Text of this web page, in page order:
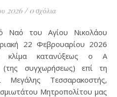
2026 / 0 σχόλια
22 Φεβρουαρίου 2026
κλίμα κατανύξεως ο Α΄
(της συγχωρήσεως) επί τη
Τεσσαρακοστής,
Μητροπολίτου μας